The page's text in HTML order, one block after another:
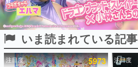
ピックアップ
いま読まれている記事
注目度 5973 注目度